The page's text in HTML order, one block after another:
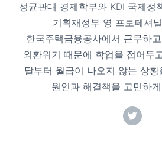
성균관대 경제학부와 KDI 국제정
기획재정부 영 프로페셔
한국주택금융공사에서 근무하
외환위기 때문에 학업을 접어두
달부터 월급이 나오지 않는 상
원인과 해결책을 고민하